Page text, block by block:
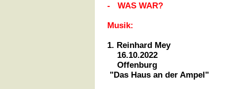
- WAS WAR?
Musik:
1. Reinhard Mey
16.10.2022
Offenburg
"Das Haus an der Ampel"